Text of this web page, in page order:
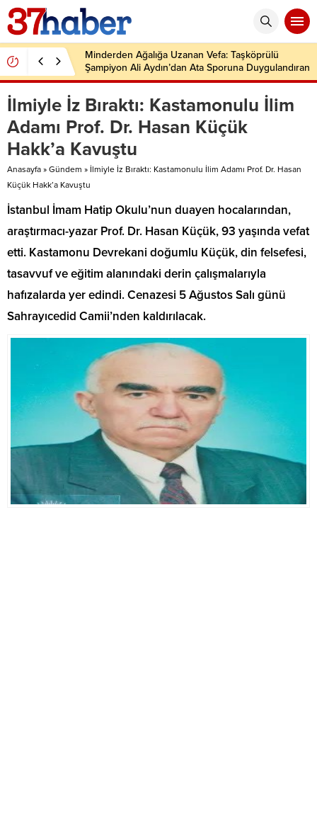
Minderden Ağalığa Uzanan Vefa: Taşköprülü
Şampiyon Ali Aydın’dan Ata Sporuna Duygulandıran
Dönüş
İlmiyle İz Bıraktı: Kastamonulu İlim
Adamı Prof. Dr. Hasan Küçük
Hakk’a Kavuştu
Anasayfa » Gündem » İlmiyle İz Bıraktı: Kastamonulu İlim Adamı Prof. Dr. Hasan
Küçük Hakk’a Kavuştu
İstanbul İmam Hatip Okulu’nun duayen hocalarından,
araştırmacı-yazar Prof. Dr. Hasan Küçük, 93 yaşında vefat
etti. Kastamonu Devrekani doğumlu Küçük, din felsefesi,
tasavvuf ve eğitim alanındaki derin çalışmalarıyla
hafızalarda yer edindi. Cenazesi 5 Ağustos Salı günü
Sahrayıcedid Camii’nden kaldırılacak.